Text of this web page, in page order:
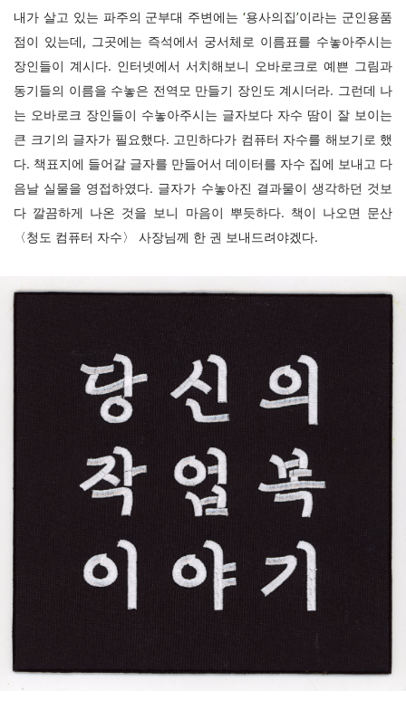
내가 살고 있는 파주의 군부대 주변에는‘용사의집’이라는 군인용품
점이 있는데, 그곳에는 즉석에서 궁서체로 이름표를 수놓아주시는
장인들이 계시다. 인터넷에서 서치해보니 오바로크로 예쁜 그림과
동기들의 이름을 수놓은 전역모 만들기 장인도 계시더라. 그런데 나
는 오바로크 장인들이 수놓아주시는 글자보다 자수 땀이 잘 보이는
큰 크기의 글자가 필요했다. 고민하다가 컴퓨터 자수를 해보기로 했
다. 책표지에 들어갈 글자를 만들어서 데이터를 자수 집에 보내고 다
음날 실물을 영접하였다. 글자가 수놓아진 결과물이 생각하던 것보
다 깔끔하게 나온 것을 보니 마음이 뿌듯하다. 책이 나오면 문산
〈청도 컴퓨터 자수〉 사장님께 한 권 보내드려야겠다.